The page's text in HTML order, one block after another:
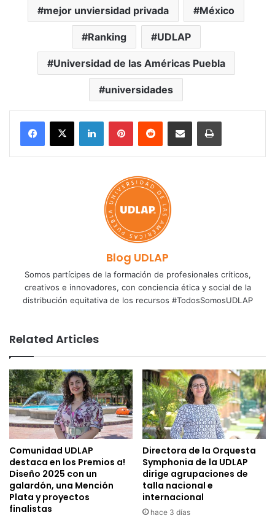
mejor unviersidad privada México
Ranking UDLAP
Universidad de las Américas Puebla
universidades
LinkedInPinterestReddit Share via Email Print
Blog UDLAP
Somos partícipes de la formación de profesionales críticos,
creativos e innovadores, con conciencia ética y social de la
distribución equitativa de los recursos #TodosSomosUDLAP
Related Articles
Comunidad UDLAP
destaca en los Premios a!
Diseño 2025 con un
galardón, una Mención
Plata y proyectos
finalistas
Directora de la Orquesta
Symphonia de la UDLAP
dirige agrupaciones de
talla nacional e
internacional
hace 3 días